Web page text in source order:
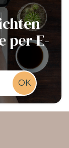
per E-
OK